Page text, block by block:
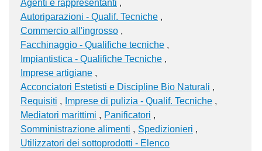
Agenti e rappresentanti
Autoriparazioni - Qualif. Tecniche
Commercio all'ingrosso
Facchinaggio - Qualifiche tecniche
Impiantistica - Qualifiche Tecniche
Imprese artigiane
Acconciatori Estetisti e Discipline Bio Naturali
Requisiti
Imprese di pulizia - Qualif. Tecniche
Mediatori marittimi
Panificatori
Somministrazione alimenti
Spedizionieri
Utilizzatori dei sottoprodotti - Elenco